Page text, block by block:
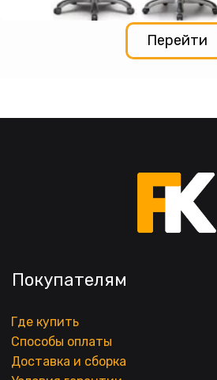
Перейти
Покупателям
Где купить
Способы оплаты
Доставка и сборка